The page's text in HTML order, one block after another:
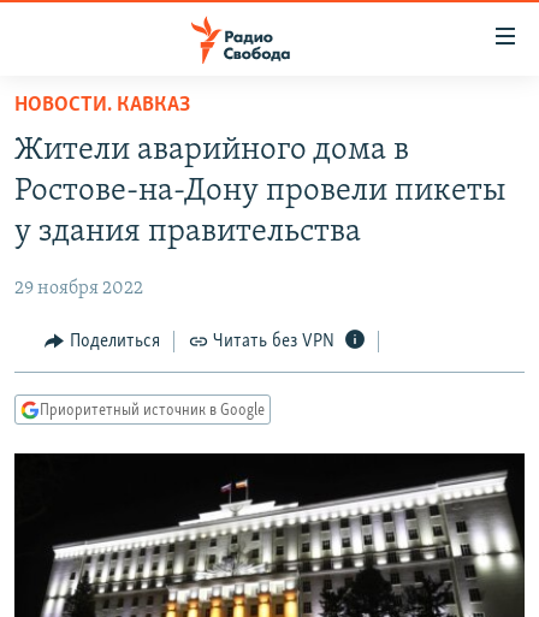
упрощенного
доступа
Вернуться
основному
Вернутся
Вернутся
МНЕНИЯ
КУЛЬТУРА
КАВКАЗ.РЕАЛИИ
СИБИРЬ.РЕАЛИИ
РАСПИСАНИЕ ВЕЩАНИЯ
ПОДПИШИТЕСЬ НА РАССЫЛКУ
НОВОСТИ. КАВКАЗ
Жители аварийного дома в
Ростове-на-Дону провели пикеты
у здания правительства
29 ноября 2022
Поделиться Читать без VPN
Приоритетный источник в Google